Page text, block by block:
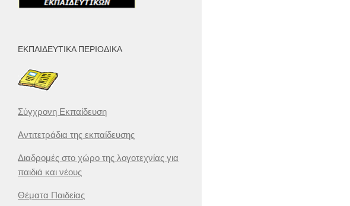
ΕΚΠΑΙΔΕΥΤΙΚΆ ΠΕΡΙΟΔΙΚΆ
Σύγχρονη Εκπαίδευση
Αντιτετράδια της εκπαίδευσης
Διαδρομές στο χώρο της λογοτεχνίας για
παιδιά και νέους
Θέματα Παιδείας